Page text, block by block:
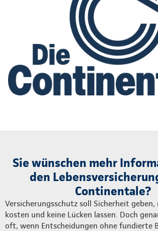
Sie wünschen mehr
den
Continentale?
Versicherungsschutz soll Sicherheit geben,
kosten und keine Lücken lassen. Doch
oft, wenn Entscheidungen ohne fundierte